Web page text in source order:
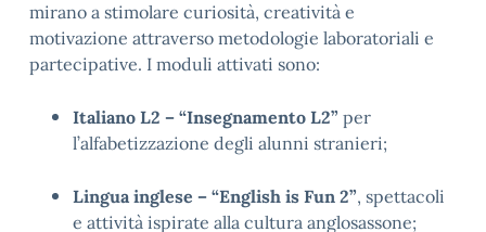
mirano a stimolare curiosità, creatività e
motivazione attraverso metodologie laboratoriali e
partecipative. I moduli attivati sono:
Italiano L2 – “Insegnamento L2” per
l’alfabetizzazione degli alunni stranieri;
Lingua inglese – “English is Fun 2”, spettacoli
e attività ispirate alla cultura anglosassone;